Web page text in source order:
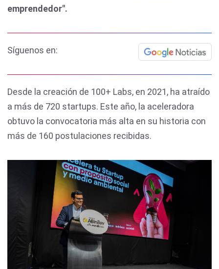
emprendedor".
Síguenos en:
Desde la creación de 100+ Labs, en 2021, ha atraído
a más de 720 startups. Este año, la aceleradora
obtuvo la convocatoria más alta en su historia con
más de 160 postulaciones recibidas.